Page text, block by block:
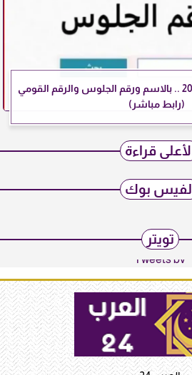
نتيجة الثانوية الأزهرية 2026 .. بالاسم ورقم الجلوس والرقم القومي
(رابط مباشر)
الأعلى قراءة
الفيس بوك
تويتر
Tweets by